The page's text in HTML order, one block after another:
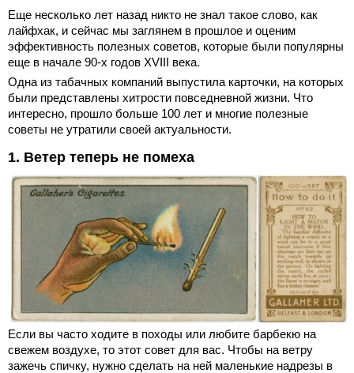
Еще несколько лет назад никто не знал такое слово, как
лайфхак, и сейчас мы заглянем в прошлое и оценим
эффективность полезных советов, которые были популярны
еще в начале 90-х годов XVIII века.
Одна из табачных компаний выпустила карточки, на которых
были представлены хитрости повседневной жизни. Что
интересно, прошло больше 100 лет и многие полезные
советы не утратили своей актуальности.
1. Ветер теперь не помеха
Если вы часто ходите в походы или любите барбекю на
свежем воздухе, то этот совет для вас. Чтобы на ветру
зажечь спичку, нужно сделать на ней маленькие надрезы в